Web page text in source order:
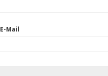
E-Mail